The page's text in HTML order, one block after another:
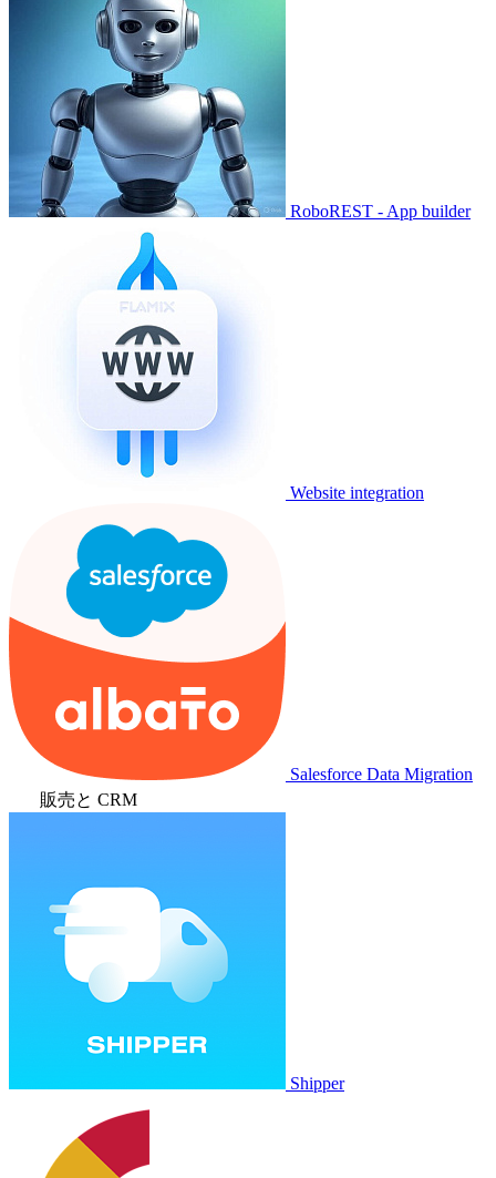
RoboREST - App builder
Website integration
Salesforce Data Migration
販売と CRM
Shipper